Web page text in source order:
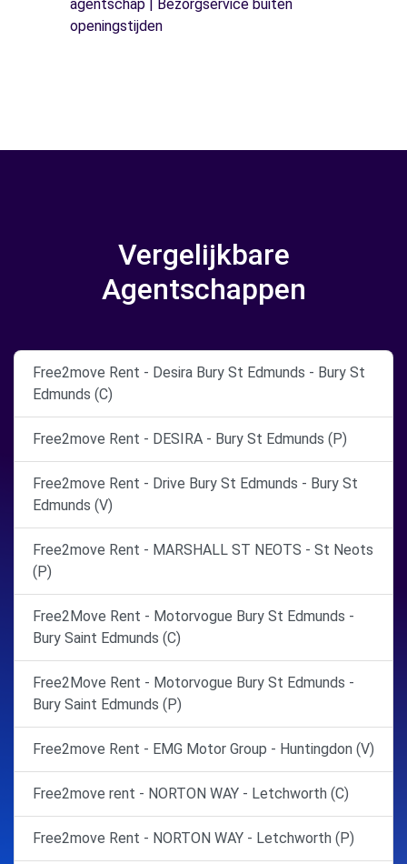
agentschap | Bezorgservice buiten
openingstijden
Vergelijkbare
Agentschappen
Free2move Rent - Desira Bury St Edmunds - Bury St
Edmunds (C)
Free2move Rent - DESIRA - Bury St Edmunds (P)
Free2move Rent - Drive Bury St Edmunds - Bury St
Edmunds (V)
Free2move Rent - MARSHALL ST NEOTS - St Neots
(P)
Free2Move Rent - Motorvogue Bury St Edmunds -
Bury Saint Edmunds (C)
Free2Move Rent - Motorvogue Bury St Edmunds -
Bury Saint Edmunds (P)
Free2move Rent - EMG Motor Group - Huntingdon (V)
Free2move rent - NORTON WAY - Letchworth (C)
Free2move Rent - NORTON WAY - Letchworth (P)